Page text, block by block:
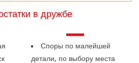
в дружбе
—
Споры по малейшей
детали, по выбору места